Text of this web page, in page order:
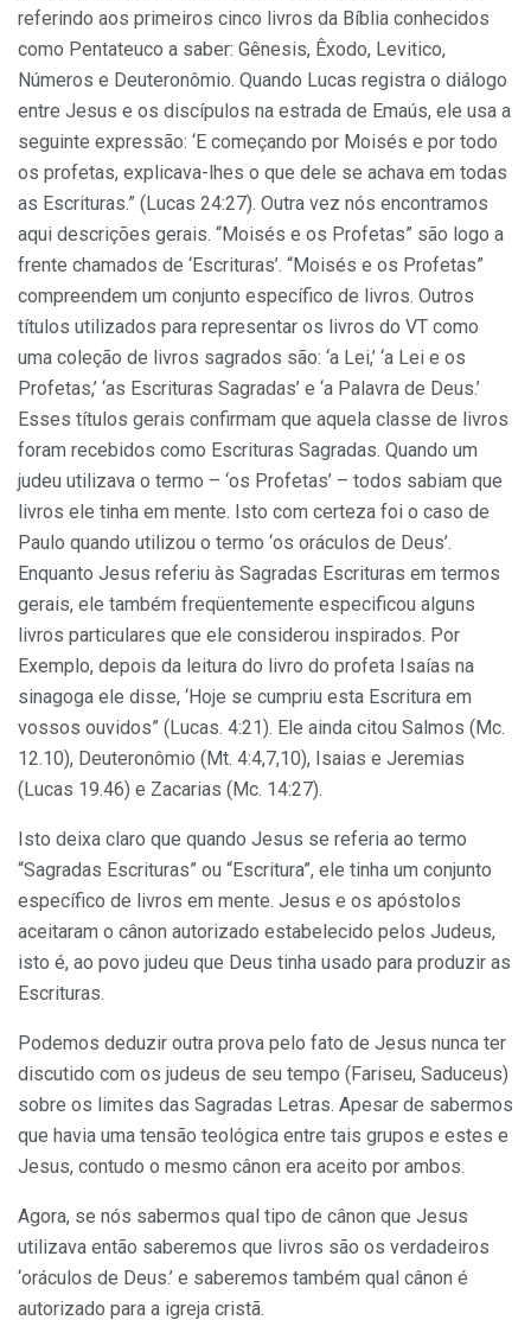
referindo aos primeiros cinco livros da Bíblia conhecidos
como Pentateuco a saber: Gênesis, Êxodo, Levitico,
Números e Deuteronômio. Quando Lucas registra o diálogo
entre Jesus e os discípulos na estrada de Emaús, ele usa a
seguinte expressão: ‘E começando por Moisés e por todo
os profetas, explicava-lhes o que dele se achava em todas
as Escrituras.” (Lucas 24:27). Outra vez nós encontramos
aqui descrições gerais. “Moisés e os Profetas” são logo a
frente chamados de ‘Escrituras’. “Moisés e os Profetas”
compreendem um conjunto específico de livros. Outros
títulos utilizados para representar os livros do VT como
uma coleção de livros sagrados são: ‘a Lei,’ ‘a Lei e os
Profetas,’ ‘as Escrituras Sagradas’ e ‘a Palavra de Deus.’
Esses títulos gerais confirmam que aquela classe de livros
foram recebidos como Escrituras Sagradas. Quando um
judeu utilizava o termo – ‘os Profetas’ – todos sabiam que
livros ele tinha em mente. Isto com certeza foi o caso de
Paulo quando utilizou o termo ‘os oráculos de Deus’.
Enquanto Jesus referiu às Sagradas Escrituras em termos
gerais, ele também freqüentemente especificou alguns
livros particulares que ele considerou inspirados. Por
Exemplo, depois da leitura do livro do profeta Isaías na
sinagoga ele disse, ‘Hoje se cumpriu esta Escritura em
vossos ouvidos” (Lucas. 4:21). Ele ainda citou Salmos (Mc.
12.10), Deuteronômio (Mt. 4:4,7,10), Isaias e Jeremias
(Lucas 19.46) e Zacarias (Mc. 14:27).
Isto deixa claro que quando Jesus se referia ao termo
“Sagradas Escrituras” ou “Escritura”, ele tinha um conjunto
específico de livros em mente. Jesus e os apóstolos
aceitaram o cânon autorizado estabelecido pelos Judeus,
isto é, ao povo judeu que Deus tinha usado para produzir as
Escrituras.
Podemos deduzir outra prova pelo fato de Jesus nunca ter
discutido com os judeus de seu tempo (Fariseu, Saduceus)
sobre os limites das Sagradas Letras. Apesar de sabermos
que havia uma tensão teológica entre tais grupos e estes e
Jesus, contudo o mesmo cânon era aceito por ambos.
Agora, se nós sabermos qual tipo de cânon que Jesus
utilizava então saberemos que livros são os verdadeiros
‘oráculos de Deus.’ e saberemos também qual cânon é
autorizado para a igreja cristã.